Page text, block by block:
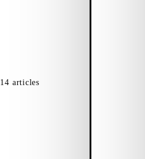
14 articles